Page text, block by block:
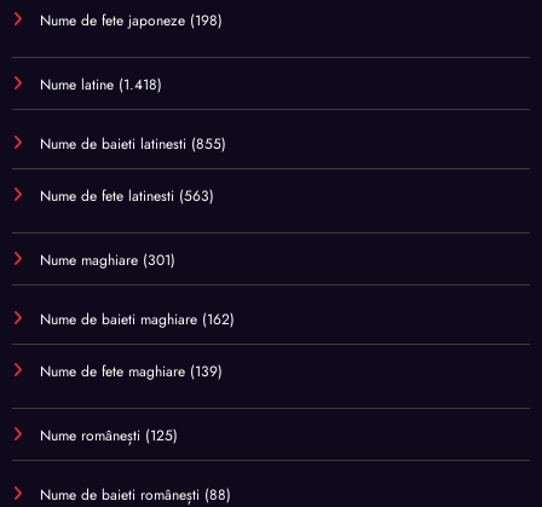
Nume de fete japoneze (198)
Nume latine (1.418)
Nume de baieti latinesti (855)
Nume de fete latinesti (563)
Nume maghiare (301)
Nume de baieti maghiare (162)
Nume de fete maghiare (139)
Nume românești (125)
Nume de baieti românești (88)